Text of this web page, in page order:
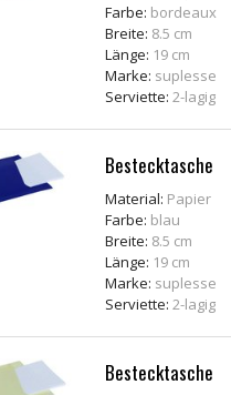
Farbe: bordeaux
Breite: 8.5 cm
Länge: 19 cm
Marke: suplesse
Serviette: 2-lagig
Bestecktasche
Material: Papier
Farbe: blau
Breite: 8.5 cm
Länge: 19 cm
Marke: suplesse
Serviette: 2-lagig
Bestecktasche